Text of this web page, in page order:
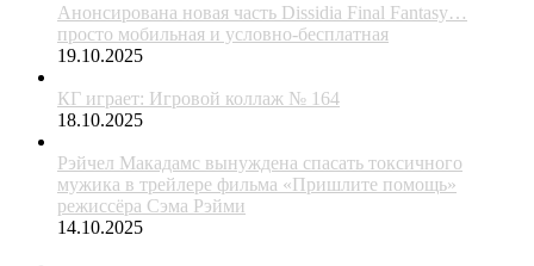
Анонсирована новая часть Dissidia Final Fantasy…
просто мобильная и условно-бесплатная
19.10.2025
КГ играет: Игровой коллаж № 164
18.10.2025
Рэйчел Макадамс вынуждена спасать токсичного
мужика в трейлере фильма «Пришлите помощь»
режиссёра Сэма Рэйми
14.10.2025